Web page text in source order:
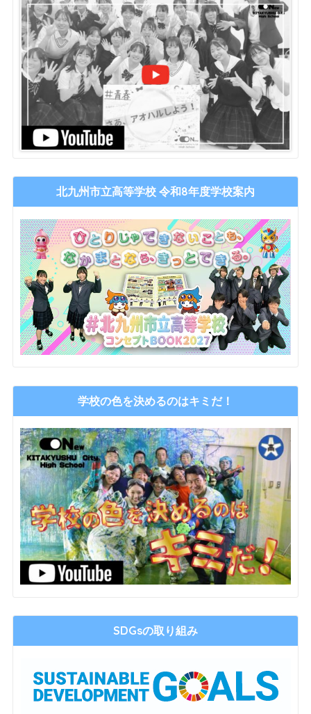
北九州市立高等学校 令和8年度学校案内
学校の色を決めるのはキミだ！
SDGsの取り組み